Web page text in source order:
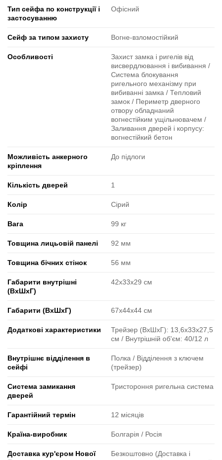
Тип сейфа по конструкції і
застосуванню
Офісний
Сейф за типом захисту Вогне-взломостійкий
Особливості
Захист замка і ригелів від
висвердлювання і вибивання /
Система блокування
ригельного механізму при
вибиванні замка / Тепловий
замок / Периметр дверного
отвору обладнаний
вогнестійким ущільнювачем /
Заливання дверей і корпусу:
вогнестійкий бетон
Можливість анкерного
кріплення
До підлоги
Кількість дверей 1
Колір Сірий
Вага 99 кг
Товщина лицьовій панелі 92 мм
Товщина бічних стінок 56 мм
Габарити внутрішні
(ВxШxГ)
42х33х29 см
Габарити (ВxШxГ) 67х44х44 см
Додаткові характеристики
Трейзер (ВхШхГ): 13,6х33х27,5
см / Внутрішній об'єм: 40/12 л
Внутрішнє відділення в
сейфі
Полка / Відділення з ключем
(трейзер)
Система замикання
дверей
Тристороння ригельна система
Гарантійний термін 12 місяців
Країна-виробник Болгарія / Росія
Доставка кур'єром Нової
Безкоштовно (Доставка і